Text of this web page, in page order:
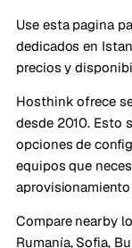
Use esta pagina
dedicados en
precios y
Hosthink ofrece
desde 2010. Esto
opciones de
equipos que
Compare nearby
Rumanía, Sofia,